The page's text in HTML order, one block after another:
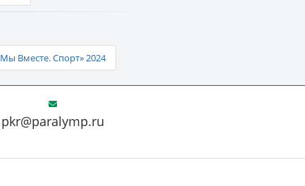
Вместе. Спорт» 2024
pkr@paralymp.ru